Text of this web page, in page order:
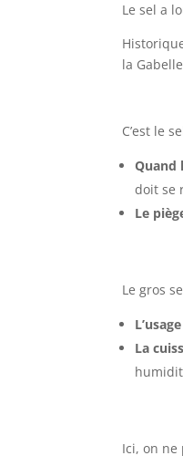
Le sel a
la
C’est le
Quand
doit se
Le
Le gros
La
Ici, on ne